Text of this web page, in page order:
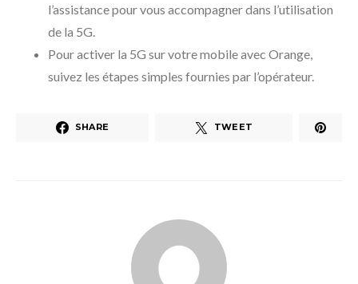
l’assistance pour vous accompagner dans l’utilisation
de la 5G.
Pour activer la 5G sur votre mobile avec Orange,
suivez les étapes simples fournies par l’opérateur.
SHARE TWEET